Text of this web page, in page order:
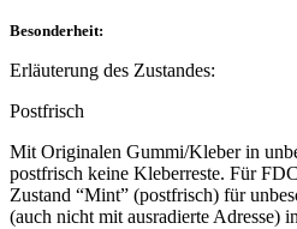
Besonderheit:
Erläuterung des Zustandes:
Postfrisch
Mit Originalen Gummi/Kleber in
postfrisch keine Kleberreste. Für
Zustand “Mint” (postfrisch) für
(auch nicht mit ausradierte Adresse)